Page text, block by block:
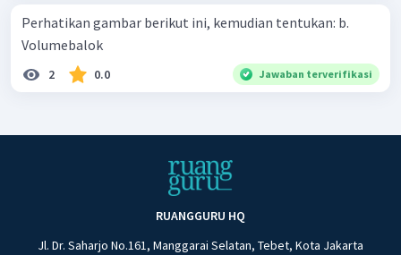
Perhatikan gambar berikut ini, kemudian tentukan: b.
Volumebalok
2 0.0 Jawaban terverifikasi
RUANGGURU HQ
Jl. Dr. Saharjo No.161, Manggarai Selatan, Tebet, Kota Jakarta